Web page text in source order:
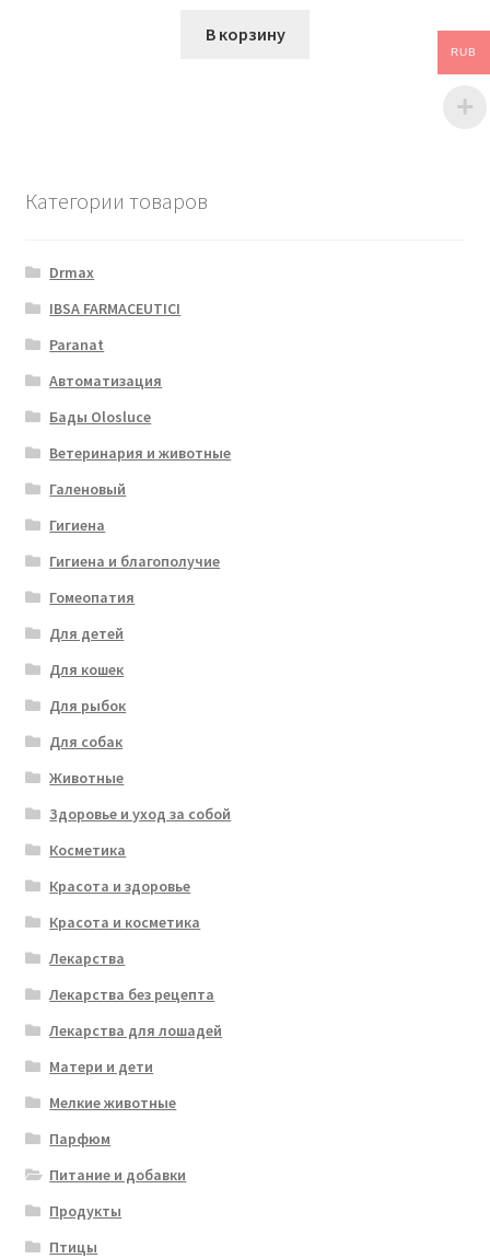
В корзину
Категории товаров
Drmax
IBSA FARMACEUTICI
Paranat
Автоматизация
Бады Olosluce
Ветеринария и животные
Галеновый
Гигиена
Гигиена и благополучие
Гомеопатия
Для детей
Для кошек
Для рыбок
Для собак
Животные
Здоровье и уход за собой
Косметика
Красота и здоровье
Красота и косметика
Лекарства
Лекарства без рецепта
Лекарства для лошадей
Матери и дети
Мелкие животные
Парфюм
Питание и добавки
Продукты
Птицы
RUB